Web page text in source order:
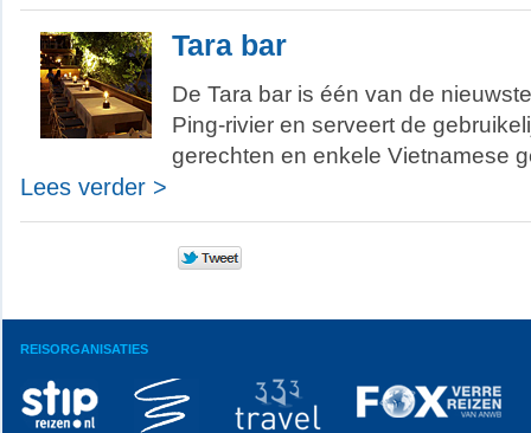
Tara bar
De Tara bar is één van de
Ping-rivier en serveert de
gerechten en enkele Vietnamese
Lees verder >
REISORGANISATIES